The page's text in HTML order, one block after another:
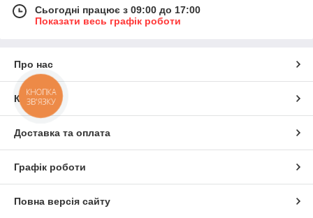
Сьогодні працює з 09:00 до 17:00
Показати весь графік роботи
Про нас
Контакти
Доставка та оплата
Графік роботи
Повна версія сайту
КНОПКА
ЗВ'ЯЗКУ